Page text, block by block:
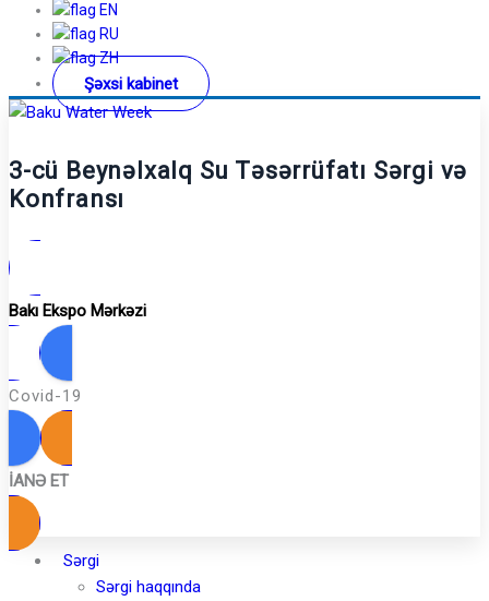
EN
RU
ZH
Şəxsi kabinet
3-cü Beynəlxalq Su Təsərrüfatı Sərgi və
Konfransı
Bakı Ekspo Mərkəzi
Covid-19
İANƏ ET
Sərgi
Sərgi haqqında